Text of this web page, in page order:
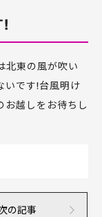
!
北東の風が吹い
いです!台風明け
お越しをお待ちし
の記事